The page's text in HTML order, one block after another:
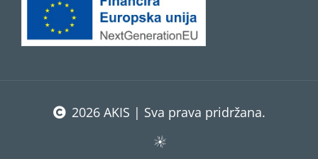
2026 AKIS | Sva prava pridržana.